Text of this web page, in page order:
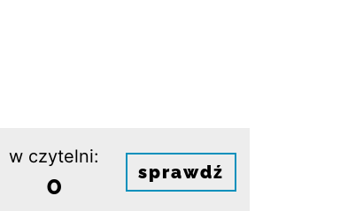
w czytelni:
0 sprawdź